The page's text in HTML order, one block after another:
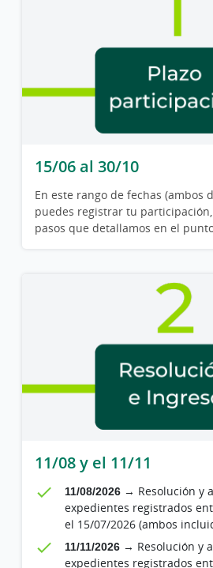
15/06 al 30/10
En este rango de fechas (ambos
puedes registrar tu
pasos que detallamos en el
11/08 y el 11/11
11/08/2026 → Resolución y
expedientes registrados
el 15/07/2026 (ambos
11/11/2026 → Resolución y
expedientes registrados